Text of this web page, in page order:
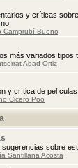
y críticas
Camprubí Bueno
más variados
Abad Ortiz
y crítica de películas.
Cicero Poo
sobre
Santillana Acosta